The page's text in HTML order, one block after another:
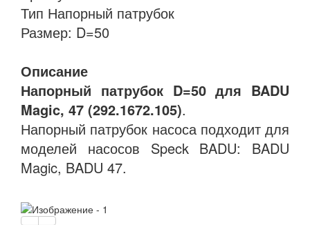
Тип Напорный патрубок
Размер: D=50
Описание
Напорный патрубок D=50 для BADU
Magic, 47 (292.1672.105).
Напорный патрубок насоса подходит для
моделей насосов Speck BADU: BADU
Magic, BADU 47.